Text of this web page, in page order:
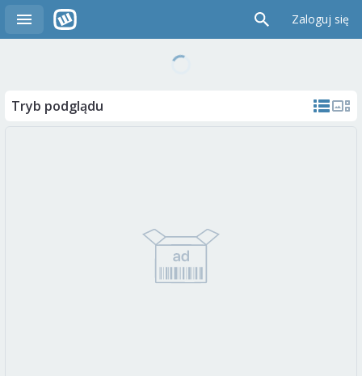
Zaloguj się
Tryb podglądu